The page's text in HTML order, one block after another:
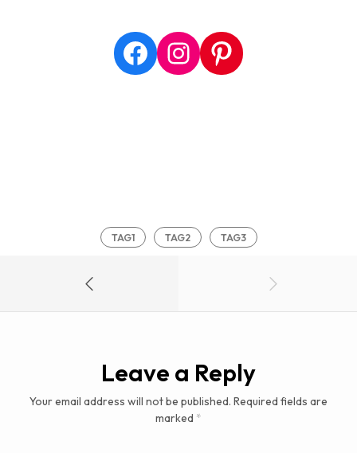
Facebook
Instagram
Pinterest
TAG1 TAG2 TAG3
Leave a Reply
Your email address will not be published. Required fields are
marked *